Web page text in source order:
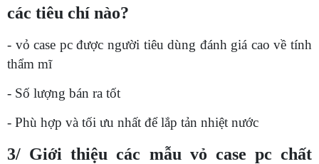
các tiêu chí nào?
- vỏ case pc được người tiêu dùng đánh giá cao về tính
thẩm mĩ
- Số lượng bán ra tốt
- Phù hợp và tối ưu nhất để lắp tản nhiệt nước
3/ Giới thiệu các mẫu vỏ case pc chất